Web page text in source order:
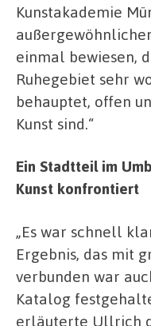
Kunstakademie
einmal bewiesen,
Ruhegebiet sehr
behauptet, offen
Kunst sind.“
Ein Stadtteil im
Kunst konfrontiert
„Es war schnell
Ergebnis, das mit
verbunden war
Katalog
erläuterte Ullrich